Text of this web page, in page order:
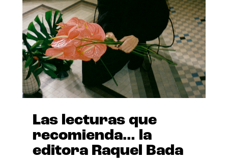
Las lecturas que
recomienda… la
editora Raquel Bada